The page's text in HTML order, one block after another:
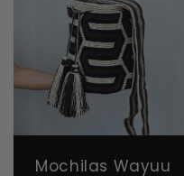
Mochilas Wayuu